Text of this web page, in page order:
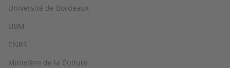
Université de Bordeaux
UBM
CNRS
Ministère de la Culture